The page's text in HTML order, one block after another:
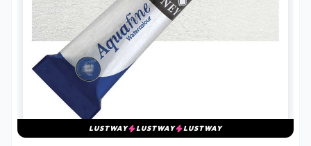
LUSTWAY LUSTWAY LUSTWAY